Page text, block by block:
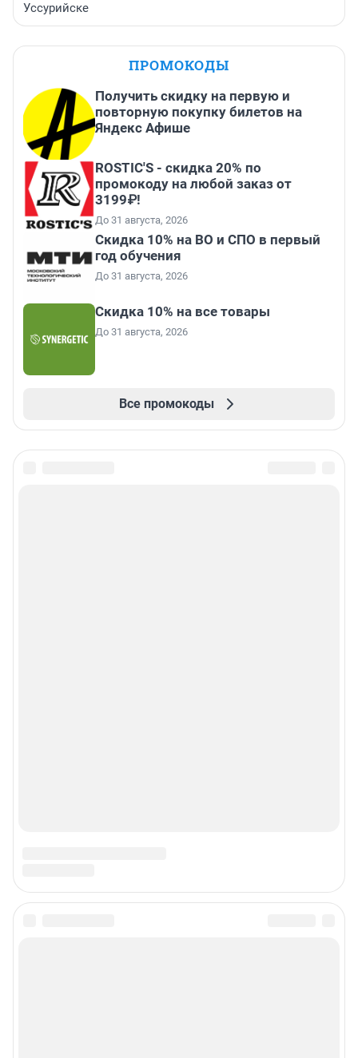
Уссурийске
ПРОМОКОДЫ
Получить скидку на первую и
повторную покупку билетов на
Яндекс Афише
ROSTIC'S - скидка 20% по
промокоду на любой заказ от
3199₽!
До 31 августа, 2026
Скидка 10% на ВО и СПО в первый
год обучения
До 31 августа, 2026
Скидка 10% на все товары
До 31 августа, 2026
Все промокоды